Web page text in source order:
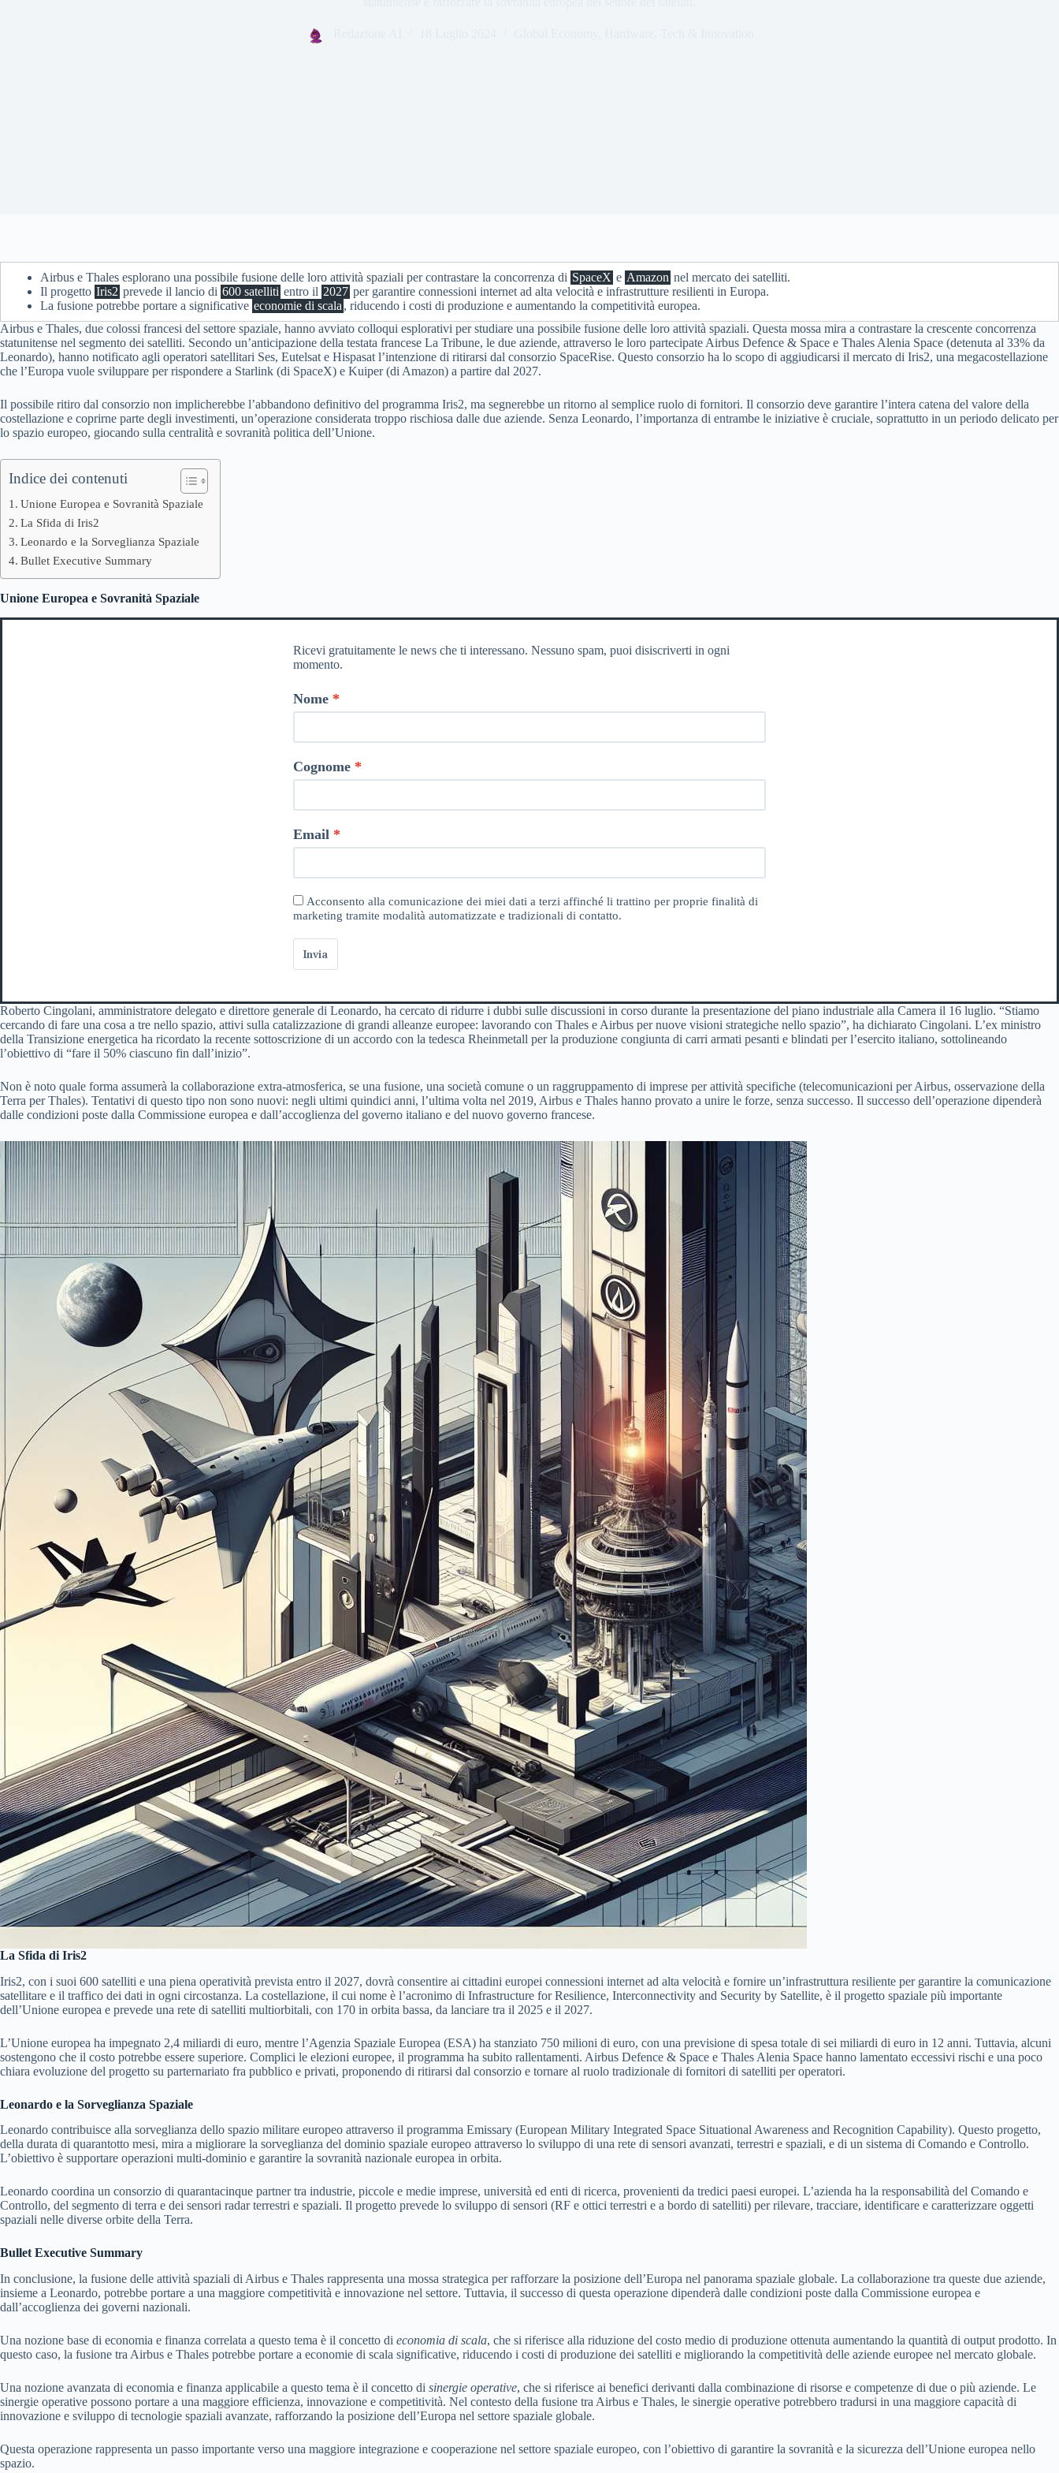
Airbus e Thales esplorano una possibile fusione delle loro attività spaziali per contrastare la concorrenza di SpaceX e Amazon nel mercato dei satelliti.
Il progetto Iris2 prevede il lancio di 600 satelliti entro il 2027 per garantire connessioni internet ad alta velocità e infrastrutture resilienti in Europa.
La fusione potrebbe portare a significative economie di scala , riducendo i costi di produzione e aumentando la competitività europea.
Airbus e Thales, due colossi francesi del settore spaziale, hanno avviato colloqui esplorativi per studiare una possibile fusione delle loro attività spaziali. Questa mossa mira a contrastare la crescente concorrenza
statunitense nel segmento dei satelliti. Secondo un’anticipazione della testata francese La Tribune, le due aziende, attraverso le loro partecipate Airbus Defence & Space e Thales Alenia Space (detenuta al 33% da
Leonardo), hanno notificato agli operatori satellitari Ses, Eutelsat e Hispasat l’intenzione di ritirarsi dal consorzio SpaceRise. Questo consorzio ha lo scopo di aggiudicarsi il mercato di Iris2, una megacostellazione
che l’Europa vuole sviluppare per rispondere a Starlink (di SpaceX) e Kuiper (di Amazon) a partire dal 2027.
Il possibile ritiro dal consorzio non implicherebbe l’abbandono definitivo del programma Iris2, ma segnerebbe un ritorno al semplice ruolo di fornitori. Il consorzio deve garantire l’intera catena del valore della
costellazione e coprirne parte degli investimenti, un’operazione considerata troppo rischiosa dalle due aziende. Senza Leonardo, l’importanza di entrambe le iniziative è cruciale, soprattutto in un periodo delicato per
lo spazio europeo, giocando sulla centralità e sovranità politica dell’Unione.
Indice dei contenuti
Unione Europea e Sovranità Spaziale
La Sfida di Iris2
Leonardo e la Sorveglianza Spaziale
Bullet Executive Summary
Unione Europea e Sovranità Spaziale
Ricevi gratuitamente le news che ti interessano. Nessuno spam, puoi disiscriverti in ogni
momento.
Nome
Cognome
Email
Acconsento alla comunicazione dei miei dati a terzi affinché li trattino per proprie finalità di
marketing tramite modalità automatizzate e tradizionali di contatto.
Invia
Roberto Cingolani, amministratore delegato e direttore generale di Leonardo, ha cercato di ridurre i dubbi sulle discussioni in corso durante la presentazione del piano industriale alla Camera il 16 luglio. “Stiamo
cercando di fare una cosa a tre nello spazio, attivi sulla catalizzazione di grandi alleanze europee: lavorando con Thales e Airbus per nuove visioni strategiche nello spazio”, ha dichiarato Cingolani. L’ex ministro
della Transizione energetica ha ricordato la recente sottoscrizione di un accordo con la tedesca Rheinmetall per la produzione congiunta di carri armati pesanti e blindati per l’esercito italiano, sottolineando
l’obiettivo di “fare il 50% ciascuno fin dall’inizio”.
Non è noto quale forma assumerà la collaborazione extra-atmosferica, se una fusione, una società comune o un raggruppamento di imprese per attività specifiche (telecomunicazioni per Airbus, osservazione della
Terra per Thales). Tentativi di questo tipo non sono nuovi: negli ultimi quindici anni, l’ultima volta nel 2019, Airbus e Thales hanno provato a unire le forze, senza successo. Il successo dell’operazione dipenderà
dalle condizioni poste dalla Commissione europea e dall’accoglienza del governo italiano e del nuovo governo francese.
La Sfida di Iris2
Iris2, con i suoi 600 satelliti e una piena operatività prevista entro il 2027, dovrà consentire ai cittadini europei connessioni internet ad alta velocità e fornire un’infrastruttura resiliente per garantire la comunicazione
satellitare e il traffico dei dati in ogni circostanza. La costellazione, il cui nome è l’acronimo di Infrastructure for Resilience, Interconnectivity and Security by Satellite, è il progetto spaziale più importante
dell’Unione europea e prevede una rete di satelliti multiorbitali, con 170 in orbita bassa, da lanciare tra il 2025 e il 2027.
L’Unione europea ha impegnato 2,4 miliardi di euro, mentre l’Agenzia Spaziale Europea (ESA) ha stanziato 750 milioni di euro, con una previsione di spesa totale di sei miliardi di euro in 12 anni. Tuttavia, alcuni
sostengono che il costo potrebbe essere superiore. Complici le elezioni europee, il programma ha subito rallentamenti. Airbus Defence & Space e Thales Alenia Space hanno lamentato eccessivi rischi e una poco
chiara evoluzione del progetto su parternariato fra pubblico e privati, proponendo di ritirarsi dal consorzio e tornare al ruolo tradizionale di fornitori di satelliti per operatori.
Leonardo e la Sorveglianza Spaziale
Leonardo contribuisce alla sorveglianza dello spazio militare europeo attraverso il programma Emissary (European Military Integrated Space Situational Awareness and Recognition Capability). Questo progetto,
della durata di quarantotto mesi, mira a migliorare la sorveglianza del dominio spaziale europeo attraverso lo sviluppo di una rete di sensori avanzati, terrestri e spaziali, e di un sistema di Comando e Controllo.
L’obiettivo è supportare operazioni multi-dominio e garantire la sovranità nazionale europea in orbita.
Leonardo coordina un consorzio di quarantacinque partner tra industrie, piccole e medie imprese, università ed enti di ricerca, provenienti da tredici paesi europei. L’azienda ha la responsabilità del Comando e
Controllo, del segmento di terra e dei sensori radar terrestri e spaziali. Il progetto prevede lo sviluppo di sensori (RF e ottici terrestri e a bordo di satelliti) per rilevare, tracciare, identificare e caratterizzare oggetti
spaziali nelle diverse orbite della Terra.
Bullet Executive Summary
In conclusione, la fusione delle attività spaziali di Airbus e Thales rappresenta una mossa strategica per rafforzare la posizione dell’Europa nel panorama spaziale globale. La collaborazione tra queste due aziende,
insieme a Leonardo, potrebbe portare a una maggiore competitività e innovazione nel settore. Tuttavia, il successo di questa operazione dipenderà dalle condizioni poste dalla Commissione europea e
dall’accoglienza dei governi nazionali.
Una nozione base di economia e finanza correlata a questo tema è il concetto di economia di scala, che si riferisce alla riduzione del costo medio di produzione ottenuta aumentando la quantità di output prodotto. In
questo caso, la fusione tra Airbus e Thales potrebbe portare a economie di scala significative, riducendo i costi di produzione dei satelliti e migliorando la competitività delle aziende europee nel mercato globale.
Una nozione avanzata di economia e finanza applicabile a questo tema è il concetto di sinergie operative, che si riferisce ai benefici derivanti dalla combinazione di risorse e competenze di due o più aziende. Le
sinergie operative possono portare a una maggiore efficienza, innovazione e competitività. Nel contesto della fusione tra Airbus e Thales, le sinergie operative potrebbero tradursi in una maggiore capacità di
innovazione e sviluppo di tecnologie spaziali avanzate, rafforzando la posizione dell’Europa nel settore spaziale globale.
Questa operazione rappresenta un passo importante verso una maggiore integrazione e cooperazione nel settore spaziale europeo, con l’obiettivo di garantire la sovranità e la sicurezza dell’Unione europea nello
spazio.